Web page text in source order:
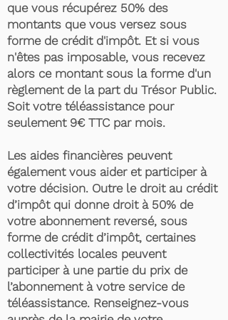
que vous récupérez 50% des
montants que vous versez sous
forme de crédit d'impôt. Et si vous
n'êtes pas imposable, vous recevez
alors ce montant sous la forme d'un
règlement de la part du Trésor Public.
Soit votre téléassistance pour
seulement 9€ TTC par mois.
Les aides financières peuvent
également vous aider et participer à
votre décision. Outre le droit au crédit
d’impôt qui donne droit à 50% de
votre abonnement reversé, sous
forme de crédit d’impôt, certaines
collectivités locales peuvent
participer à une partie du prix de
l’abonnement à votre service de
téléassistance. Renseignez-vous